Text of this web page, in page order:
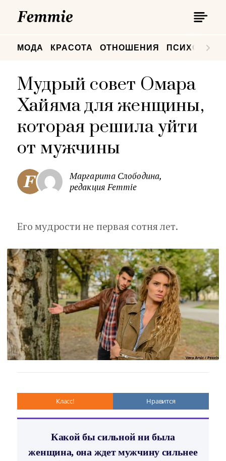
МОДА КРАСОТА ОТНОШЕНИЯ
Мудрый совет Омара
Хайяма для женщины,
которая решила уйти
от мужчины
Маргарита Слободина,
редакция Femmie
Его мудрости не первая сотня лет.
Класс! Нравится
Какой бы сильной ни была
женщина, она ждет мужчину сильнее